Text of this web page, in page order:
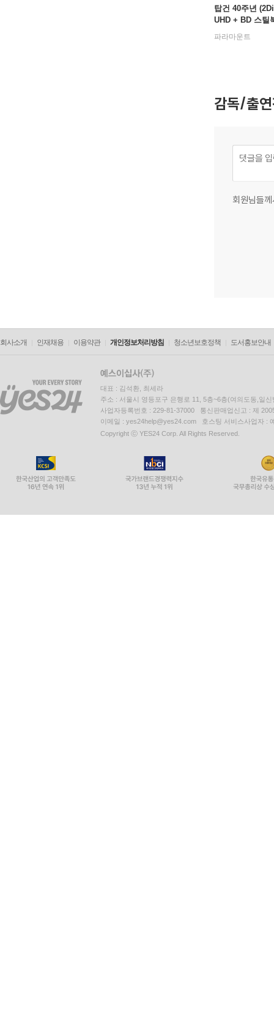
탑건 40주년
UHD + BD 스틸
판) : 블루레이
파라마운트
감독/출
회원님들
회사소개 인재채용 이용약관 개인정보처리방침 청소년보호정책 도서홍보안내
대표 : 김석환, 최세라
주소 : 서울시 영등포구 은행로 11, 5층~6층(여의도동,일신
사업자등록번호 : 229-81-37000 통신판매업신고 : 제
이메일 : yes24help@yes24.com 호스팅 서비스사업자 :
Copyright ⓒ YES24 Corp. All Rights Reserved.